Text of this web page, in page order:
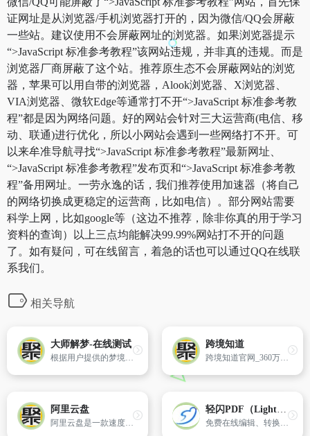
证网址是从浏览器/手机浏览器打开的，因为微信/QQ会屏蔽
一些站。建议使用不会屏蔽网址的浏览器。如果浏览器提示
“>JavaScript 标准参考教程”该网站违规，并非真的违规。而是
浏览器厂商屏蔽了这个站。推荐原生态不会屏蔽网站的浏览
器，苹果可以用自带的浏览器，Alook浏览器、X浏览器、
VIA浏览器、微软Edge等通常打不开“>JavaScript 标准参考教
程”都是因为网络问题。好的网站会针对三大运营商(电信、移
动、联通)进行优化，所以小网站会遇到一些网络打不开。可
以来牟准导航寻找“>JavaScript 标准参考教程”最新网址、
“>JavaScript 标准参考教程”发布页和“>JavaScript 标准参考教
程”备用网址。一劳永逸的话，我们推荐使用加速器（将自己
的网络切换成更稳定的运营商，比如电信）。部分网站需要
科学上网，比如google等（这边不推荐，除非你真的用于学习
资料的查询）以上三点均能解决99.99%网站打不开的问题
了。如有疑问，可在线留言，着急的话也可以通过QQ在线联
系我们。
相关导航
大师解梦-在线测试
根据用户提供的梦境内容为他做全面的分析。
跨境知道
跨境知道官网_360万新外贸人资源平台_跨境电商服务平台_跨境电商培训_跨境电商运营
阿里云盘
阿里云盘是一款速度快、不打扰、够安全、易于分享的个人网盘，欢迎你来体验。
轻闪PDF（LightPDF）
免费在线编辑、转换PDF文件，支持智能AI文档对话，提取文档中的重要信息